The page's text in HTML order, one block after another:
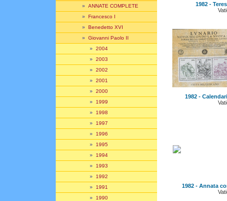
» ANNATE COMPLETE
» Francesco I
» Benedetto XVI
» Giovanni Paolo II
» 2004
» 2003
» 2002
» 2001
» 2000
» 1999
» 1998
» 1997
» 1996
» 1995
» 1994
» 1993
» 1992
» 1991
» 1990
1982 -
1982 -
1982 - Annata